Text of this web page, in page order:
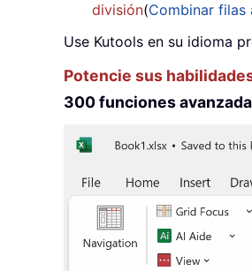
división(Combinar filas
Use Kutools en su idioma
Potencie sus
300 funciones